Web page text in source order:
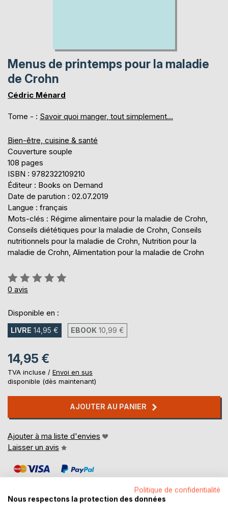
Menus de printemps pour la maladie
de Crohn
Cédric Ménard
Tome - : Savoir quoi manger, tout simplement...
Bien-être, cuisine & santé
Couverture souple
108 pages
ISBN : 9782322109210
Éditeur : Books on Demand
Date de parution : 02.07.2019
Langue : français
Mots-clés : Régime alimentaire pour la maladie de Crohn,
Conseils diététiques pour la maladie de Crohn, Conseils
nutritionnels pour la maladie de Crohn, Nutrition pour la
maladie de Crohn, Alimentation pour la maladie de Crohn
Évaluation:
0%
0 avis
Disponible en :
LIVRE 14,95 € EBOOK 10,99 €
14,95 €
TVA incluse / Envoi en sus
disponible (dès maintenant)
AJOUTER AU PANIER
Ajouter à ma liste d'envies
Laisser un avis
Politique de confidentialité
Nous respectons la protection des données